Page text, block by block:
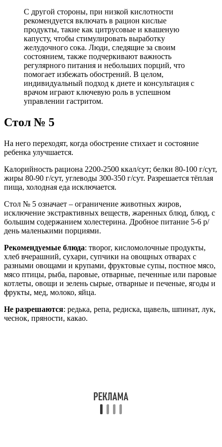
С другой стороны, при низкой кислотности
рекомендуется включать в рацион кислые
продукты, такие как цитрусовые и квашеную
капусту, чтобы стимулировать выработку
желудочного сока. Люди, следящие за своим
состоянием, также подчеркивают важность
регулярного питания и небольших порций, что
помогает избежать обострений. В целом,
индивидуальный подход к диете и консультация с
врачом играют ключевую роль в успешном
управлении гастритом.
Стол № 5
На него переходят, когда обострение стихает и состояние
ребенка улучшается.
Калорийность рациона 2200-2500 ккал/сут; белки 80-100 г/сут,
жиры 80-90 г/сут, углеводы 300-350 г/сут. Разрешается тёплая
пища, холодная еда исключается.
Стол № 5 означает – ограничение животных жиров,
исключение экстрактивных веществ, жаренных блюд, блюд, с
большим содержанием холестерина. Дробное питание 5-6 р/
день маленькими порциями.
Рекомендуемые блюда: творог, кисломолочные продукты,
хлеб вчерашний, сухари, супчики на овощных отварах с
разными овощами и крупами, фруктовые супы, постное мясо,
мясо птицы, рыба, паровые, отварные, печенные или паровые
котлеты, овощи и зелень сырые, отварные и печеные, ягоды и
фрукты, мед, молоко, яйца.
Не разрешаются: редька, репа, редиска, щавель, шпинат, лук,
чеснок, пряности, какао.